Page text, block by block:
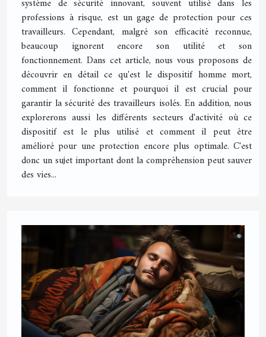
système de sécurité innovant, souvent utilisé dans les
professions à risque, est un gage de protection pour ces
travailleurs. Cependant, malgré son efficacité reconnue,
beaucoup ignorent encore son utilité et son
fonctionnement. Dans cet article, nous vous proposons de
découvrir en détail ce qu'est le dispositif homme mort,
comment il fonctionne et pourquoi il est crucial pour
garantir la sécurité des travailleurs isolés. En addition, nous
explorerons aussi les différents secteurs d'activité où ce
dispositif est le plus utilisé et comment il peut être
amélioré pour une protection encore plus optimale. C'est
donc un sujet important dont la compréhension peut sauver
des vies...